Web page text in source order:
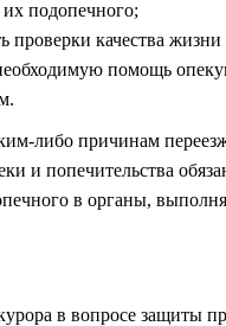
подопечного;
проверки качества
помощь
либо причинам
и попечительства
в органы,
в вопросе защиты